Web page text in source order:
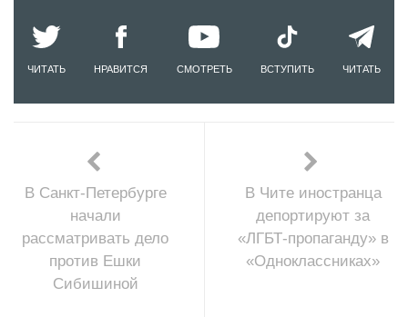
ЧИТАТЬ НРАВИТСЯ СМОТРЕТЬ ВСТУПИТЬ ЧИТАТЬ
В Санкт-Петербурге
начали
рассматривать дело
против Ешки
Сибишиной
В Чите иностранца
депортируют за
«ЛГБТ-пропаганду» в
«Одноклассниках»